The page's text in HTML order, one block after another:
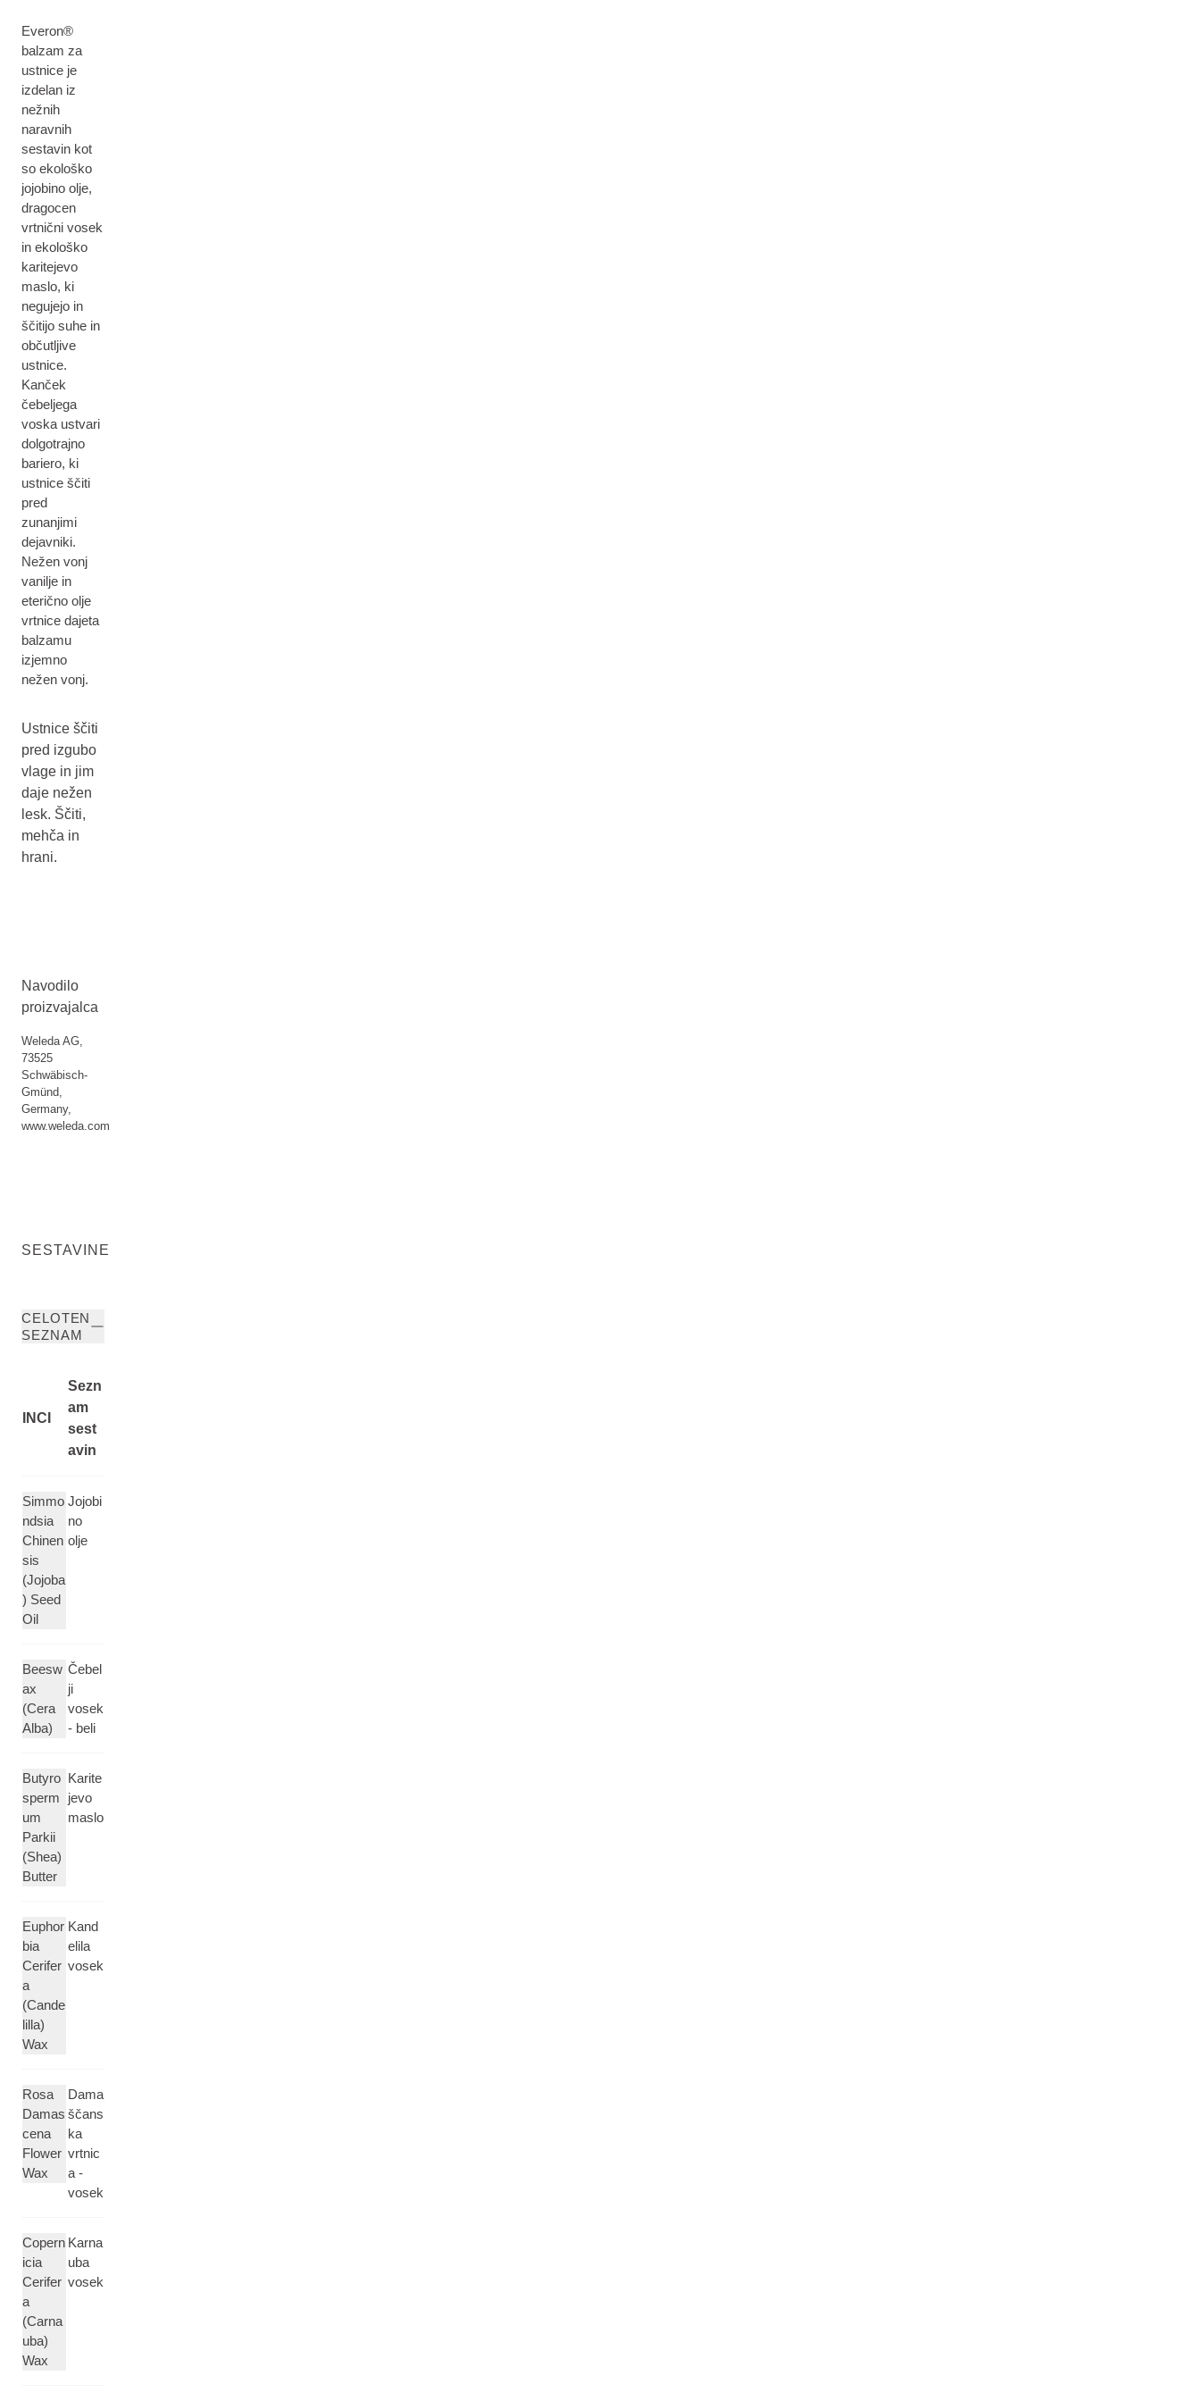
Everon®
balzam za
ustnice je
izdelan iz
nežnih
naravnih
sestavin kot
so ekološko
jojobino olje,
dragocen
vrtnični vosek
in ekološko
karitejevo
maslo, ki
negujejo in
ščitijo suhe in
občutljive
ustnice.
Kanček
čebeljega
voska ustvari
dolgotrajno
bariero, ki
ustnice ščiti
pred
zunanjimi
dejavniki.
Nežen vonj
vanilje in
eterično olje
vrtnice dajeta
balzamu
izjemno
nežen vonj.
Ustnice ščiti
pred izgubo
vlage in jim
daje nežen
lesk. Ščiti,
mehča in
hrani.
Navodilo
proizvajalca
Weleda AG,
73525
Schwäbisch-
Gmünd,
Germany,
www.weleda.com
SESTAVINE
CELOTEN
SEZNAM
INCI
Sezn
am
sest
avin
Simmo
ndsia
Chinen
sis
(Jojoba
) Seed
Oil
Jojobi
no
olje
Beesw
ax
(Cera
Alba)
Čebel
ji
vosek
- beli
Butyro
sperm
um
Parkii
(Shea)
Butter
Karite
jevo
maslo
Euphor
bia
Cerifer
a
(Cande
lilla)
Wax
Kand
elila
vosek
Rosa
Damas
cena
Flower
Wax
Dama
ščans
ka
vrtnic
a -
vosek
Copern
icia
Cerifer
a
(Carna
uba)
Wax
Karna
uba
vosek